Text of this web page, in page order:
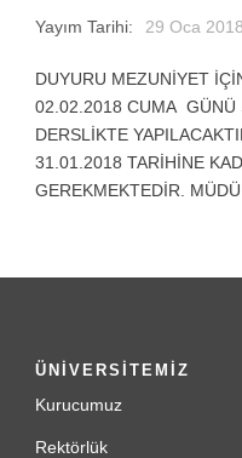
Yayım Tarihi: 29 Oca 2018
DUYURU MEZUNİYET
02.02.2018 CUMA GÜNÜ
DERSLİKTE
31.01.2018 TARİHİNE
GEREKMEKTEDİR.
ÜNİVERSİTEMİZ
Kurucumuz
Rektörlük